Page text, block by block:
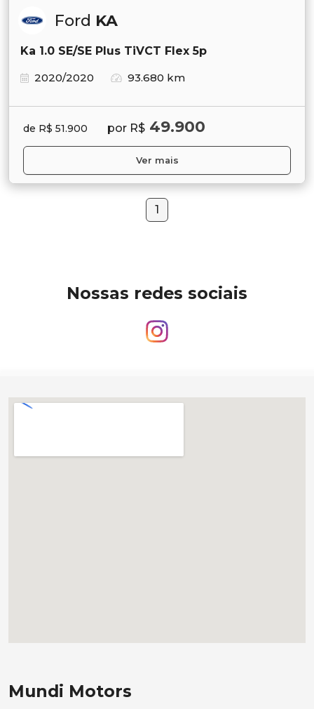
Ford KA
Ka 1.0 SE/SE Plus TiVCT Flex 5p
2020/2020
93.680 km
de R$ 51.900 por R$ 49.900
Ver mais
1
Nossas redes sociais
Mundi Motors